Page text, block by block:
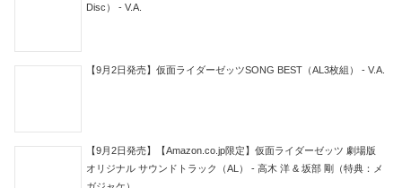
Disc） - V.A.
【9月2日発売】仮面ライダーゼッツSONG BEST（AL3枚組） - V.A.
【9月2日発売】【Amazon.co.jp限定】仮面ライダーゼッツ 劇場版
オリジナル サウンドトラック（AL） - 高木 洋 & 坂部 剛（特典：メ
ガジャケ）